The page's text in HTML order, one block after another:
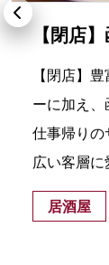
【閉店
【閉店】
ーに加え、
仕事帰り
広い客層に
居酒屋